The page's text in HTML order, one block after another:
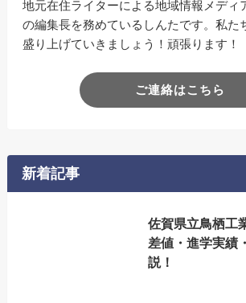
地元在住ライターによる地域情報メディ
の編集長を務めているしんたです。私た
盛り上げていきましょう！頑張ります！
ご連絡はこちら
新着記事
佐賀県立鳥栖工
差値・進学実績
説！